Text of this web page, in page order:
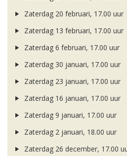
Zaterdag 20 februari, 17.00 uur
Zaterdag 13 februari, 17.00 uur
Zaterdag 6 februari, 17.00 uur
Zaterdag 30 januari, 17.00 uur
Zaterdag 23 januari, 17.00 uur
Zaterdag 16 januari, 17.00 uur
Zaterdag 9 januari, 17.00 uur
Zaterdag 2 januari, 18.00 uur
Zaterdag 26 december, 17.00